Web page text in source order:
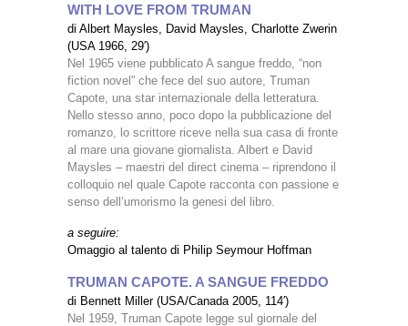
WITH LOVE FROM TRUMAN
di Albert Maysles, David Maysles, Charlotte Zwerin
(USA 1966, 29′)
Nel 1965 viene pubblicato A sangue freddo, “non
fiction novel” che fece del suo autore, Truman
Capote, una star internazionale della letteratura.
Nello stesso anno, poco dopo la pubblicazione del
romanzo, lo scrittore riceve nella sua casa di fronte
al mare una giovane giornalista. Albert e David
Maysles – maestri del direct cinema – riprendono il
colloquio nel quale Capote racconta con passione e
senso dell’umorismo la genesi del libro.
a seguire:
Omaggio al talento di Philip Seymour Hoffman
TRUMAN CAPOTE. A SANGUE FREDDO
di Bennett Miller (USA/Canada 2005, 114′)
Nel 1959, Truman Capote legge sul giornale del